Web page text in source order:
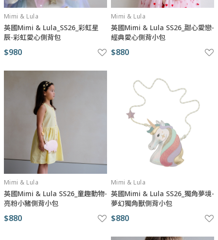
Mimi & Lula
英國Mimi & Lula_SS26_彩虹星
辰-彩虹愛心側背包
$980
Mimi & Lula
英國Mimi & Lula SS26_甜心愛戀-
經典愛心側背小包
$880
Mimi & Lula
英國Mimi & Lula SS26_童趣動物-
亮粉小豬側背小包
$880
Mimi & Lula
英國Mimi & Lula SS26_獨角夢境-
夢幻獨角獸側背小包
$880